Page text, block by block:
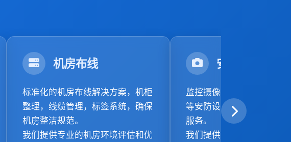
机房布线
标准化的机房布线解决方案，机柜
整理，线缆管理，标签系统，确保
机房整洁规范。
我们提供专业的机房环境评估和优
安防系统布线
监控摄像头、门禁系统、
等安防设备的专业布线安
服务。
我们提供从设计到实施的